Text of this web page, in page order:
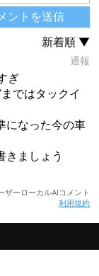
利用規約